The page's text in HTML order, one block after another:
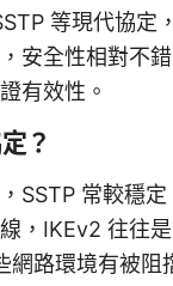
等現代協定
安全性相對不
有效性。
？
SSTP 常較穩
，IKEv2 往往
網路環境有被阻